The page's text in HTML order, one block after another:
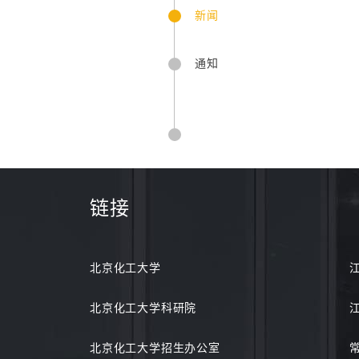
新闻
通知
链接
北京化工大学
北京化工大学科研院
北京化工大学招生办公室